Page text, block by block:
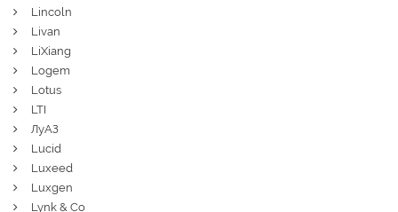
Lincoln
Livan
LiXiang
Logem
Lotus
LTI
ЛуАЗ
Lucid
Luxeed
Luxgen
Lynk & Co